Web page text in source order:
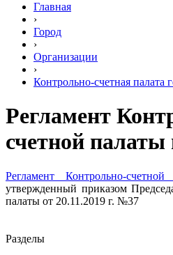
Главная
›
Город
›
Организации
›
Контрольно-счетная палата
Регламент
счетной палаты
Регламент Контрольно-
утвержденный приказом
палаты от 20.11.2019 г. №37
Разделы